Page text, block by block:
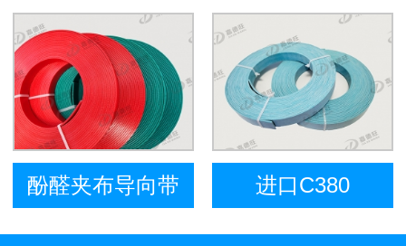
酚醛夹布导向带 进口C380